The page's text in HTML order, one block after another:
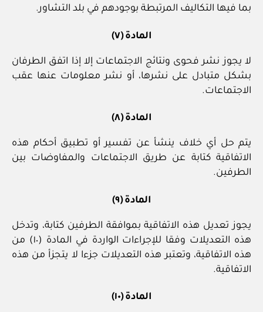
بما فيها التكاليف المرتبطة بوجودهم في بلد التشاور.
المادة (٧)
لا يجوز نشر فحوى ونتائج الاجتماعات إلا إذا اتفق الطرفان
بشكل متبادل على نشرها، أو نشر معلومات عنها عقب
الاجتماعات.
المادة (٨)
يتم حل أي خلاف ينشأ عن تفسير أو تطبيق أحكام هذه
الاتفاقية كتابة عن طريق الاجتماعات والمفاوضات بين
الطرفين.
المادة (٩)
يجوز تعديل هذه الاتفاقية بموافقة الطرفين كتابة، وتدخل
هذه التعديلات وفقا للإجراءات الواردة في المادة (١٠) من
هذه الاتفاقية، وتعتبر هذه التعديلات جزءا لا يتجزأ من هذه
الاتفاقية.
المادة (١٠)